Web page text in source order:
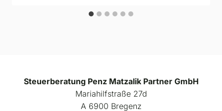
Steuerberatung Penz Matzalik Partner GmbH
Mariahilfstraße 27d
A 6900 Bregenz